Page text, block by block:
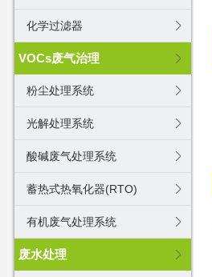
化学过滤器
VOCs废气治理
粉尘处理系统
光解处理系统
酸碱废气处理系统
蓄热式热氧化器(RTO)
有机废气处理系统
废水处理